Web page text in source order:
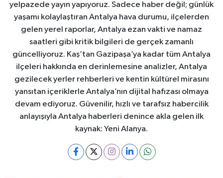
yelpazede yayın yapıyoruz. Sadece haber değil; günlük
yaşamı kolaylaştıran Antalya hava durumu, ilçelerden
gelen yerel raporlar, Antalya ezan vakti ve namaz
saatleri gibi kritik bilgileri de gerçek zamanlı
güncelliyoruz. Kaş’tan Gazipaşa’ya kadar tüm Antalya
ilçeleri hakkında en derinlemesine analizler, Antalya
gezilecek yerler rehberleri ve kentin kültürel mirasını
yansıtan içeriklerle Antalya’nın dijital hafızası olmaya
devam ediyoruz. Güvenilir, hızlı ve tarafsız habercilik
anlayışıyla Antalya haberleri denince akla gelen ilk
kaynak: Yeni Alanya.